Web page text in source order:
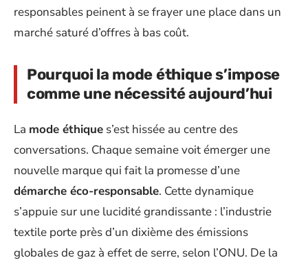
responsables peinent à se frayer une place dans un
marché saturé d’offres à bas coût.
Pourquoi la mode éthique s’impose
comme une nécessité aujourd’hui
La mode éthique s’est hissée au centre des
conversations. Chaque semaine voit émerger une
nouvelle marque qui fait la promesse d’une
démarche éco-responsable. Cette dynamique
s’appuie sur une lucidité grandissante : l’industrie
textile porte près d’un dixième des émissions
globales de gaz à effet de serre, selon l’ONU. De la